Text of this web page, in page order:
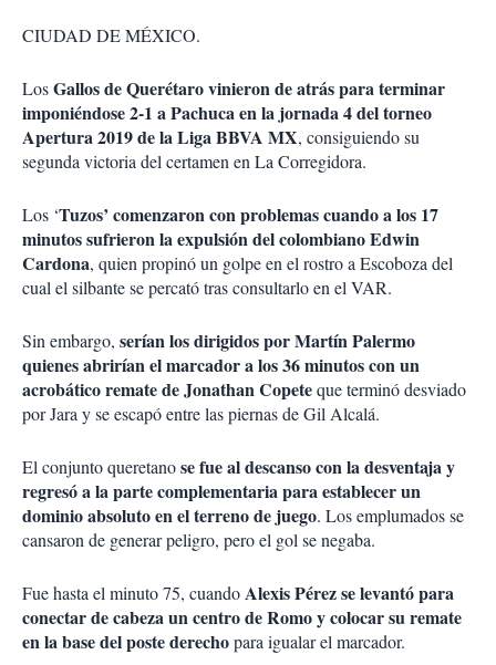
CIUDAD DE MÉXICO.
LosGallos de Querétaro vinieron de atrás para terminar
imponiéndose 2-1 a Pachuca en la jornada 4 del torneo
Apertura 2019 de la Liga BBVA MX, consiguiendo su
segunda victoria del certamen en La Corregidora.
Los ‘Tuzos’ comenzaron con problemas cuando a los 17
minutos sufrieron la expulsión del colombiano Edwin
Cardona, quien propinó un golpe en el rostro a Escoboza del
cual el silbante se percató tras consultarlo en el VAR.
Sin embargo, serían los dirigidos por Martín Palermo
quienes abrirían el marcador a los 36 minutos con un
acrobático remate de Jonathan Copeteque terminó desviado
por Jara y se escapó entre las piernas de Gil Alcalá.
El conjunto queretanose fue al descanso con la desventaja y
regresó a la parte complementaria para establecer un
dominio absoluto en el terreno de juego. Los emplumados se
cansaron de generar peligro, pero el gol se negaba.
Fue hasta el minuto 75, cuandoAlexis Pérez se levantó para
conectar de cabeza un centro de Romo y colocar su remate
en la base del poste derechopara igualar el marcador.